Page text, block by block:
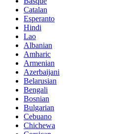
Catalan
Esperanto
Hindi
Lao
Albanian
Amharic
Armenian
Azerbaijani
Belarusian
Bengali
Bosnian
Bulgarian
Cebuano
Chichewa